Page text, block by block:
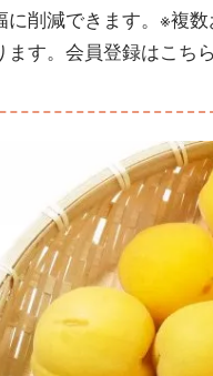
削減できます。※
す。 会員登録はこち